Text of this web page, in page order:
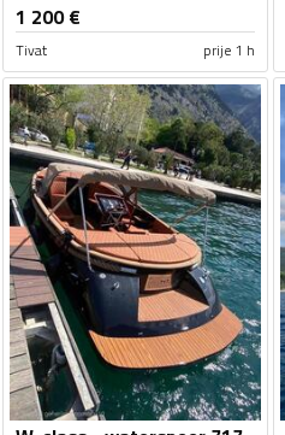
1 200€
Tivat prije 1 h